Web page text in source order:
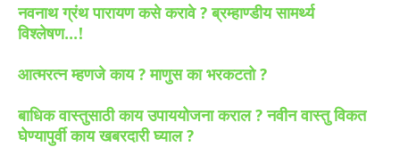
नवनाथ ग्रंथ पारायण कसे करावे?ब्रम्हाण्डीय सामर्थ्य
विश्लेषण...!
आत्मरत्न म्हणजे काय?माणुस का भरकटतो?
बाधिक वास्तुसाठी काय उपाययोजना कराल?नवीन वास्तु विकत
घेण्यापुर्वी काय खबरदारी घ्याल?